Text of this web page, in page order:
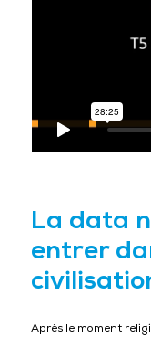
La data
entrer
Après le moment